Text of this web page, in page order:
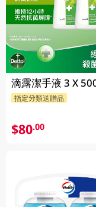
滴露潔手液 3 X
指定分類送贈品
$80.00